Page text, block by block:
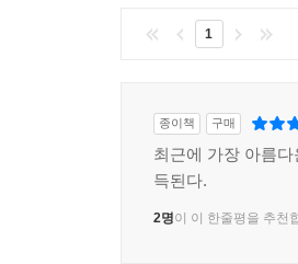
단련시켰다는 점에서
지방정부가 활동지원
투쟁 끝에 대구시로부
박길연은 인천 지역 장
투신해 사망했을 때
이룬 꿈을 이어받아
1
종이책 구매
최근에 가장 아름
득된다.
2명이 이 한줄평을 추천